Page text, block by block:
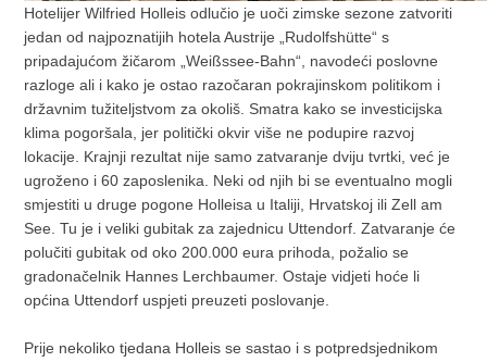
Hotelijer Wilfried Holleis odlučio je uoči zimske sezone zatvoriti
jedan od najpoznatijih hotela Austrije „Rudolfshütte“ s
pripadajućom žičarom „Weißssee-Bahn“, navodeći poslovne
razloge ali i kako je ostao razočaran pokrajinskom politikom i
državnim tužiteljstvom za okoliš. Smatra kako se investicijska
klima pogoršala, jer politički okvir više ne podupire razvoj
lokacije. Krajnji rezultat nije samo zatvaranje dviju tvrtki, već je
ugroženo i 60 zaposlenika. Neki od njih bi se eventualno mogli
smjestiti u druge pogone Holleisa u Italiji, Hrvatskoj ili Zell am
See. Tu je i veliki gubitak za zajednicu Uttendorf. Zatvaranje će
polučiti gubitak od oko 200.000 eura prihoda, požalio se
gradonačelnik Hannes Lerchbaumer. Ostaje vidjeti hoće li
općina Uttendorf uspjeti preuzeti poslovanje.
Prije nekoliko tjedana Holleis se sastao i s potpredsjednikom